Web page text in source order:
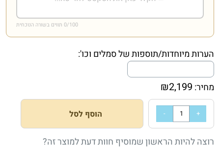
0/100 תווים בשורה הנוכחית
הערות מיוחדות/תוספות של סמלים וכו':
מחיר: ₪2,199
הוסף לסל
רוצה להיות הראשון שמוסיף חוות דעת למוצר זה?